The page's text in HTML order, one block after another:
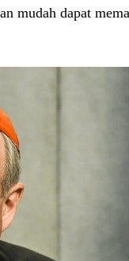
mudah dapat